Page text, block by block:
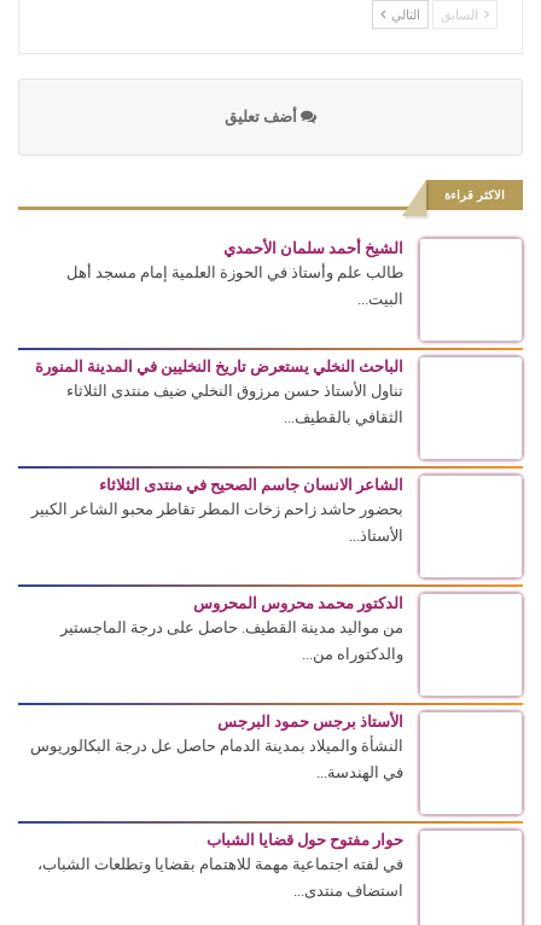
السابق التالي
أضف تعليق
الاكثر قراءة
الشيخ أحمد سلمان الأحمدي
طالب علم وأستاذ في الحوزة العلمية إمام مسجد أهل
البيت...
الباحث النخلي يستعرض تاريخ النخليين في المدينة المنورة
تناول الأستاذ حسن مرزوق النخلي ضيف منتدى الثلاثاء
الثقافي بالقطيف...
الشاعر الانسان جاسم الصحيح في منتدى الثلاثاء
بحضور حاشد زاحم زخات المطر تقاطر محبو الشاعر الكبير
الأستاذ...
الدكتور محمد محروس المحروس
من مواليد مدينة القطيف. حاصل على درجة الماجستير
والدكتوراه من...
الأستاذ برجس حمود البرجس
النشأة والميلاد بمدينة الدمام حاصل عل درجة البكالوريوس
في الهندسة...
حوار مفتوح حول قضايا الشباب
في لفته اجتماعية مهمة للاهتمام بقضايا وتطلعات الشباب،
استضاف منتدى...